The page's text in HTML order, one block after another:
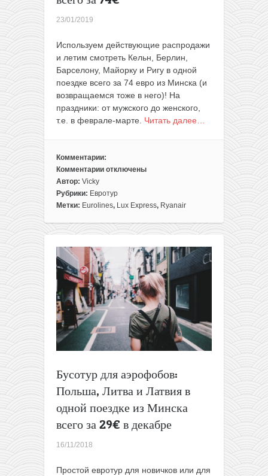
23/01/2019
Используем действующие распродажи
и летим смотреть Кельн, Берлин,
Барселону, Майорку и Ригу в одной
поездке всего за 74 евро из Минска (и
возвращаемся тоже в него)! На
праздники: от мужского до женского,
т.е. в феврале-марте. Читать далее…
Комментарии:
Комментарии
к
записи
Евротур
акциям:
Испания
и
Латвия
в
одной
поездке
из
Минска
74€
отключены
Автор: Vicky
Рубрики: Евротур
Метки: Eurolines, Lux Express, Ryanair
Бусотур для аэрофобов:
Польша, Литва и Латвия в
одной поездке из Минска
всего за 29€ в декабре
16/11/2018
Простой евротур для новичков или для